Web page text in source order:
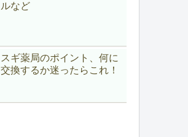
ルなど
スギ薬局のポイント、何に
交換するか迷ったらこれ！